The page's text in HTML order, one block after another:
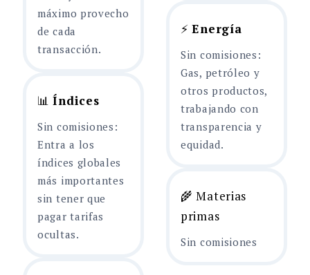
máximo provecho
de cada
transacción.
📊Índices
Sin comisiones:
Entra a los
índices globales
más importantes
sin tener que
pagar tarifas
ocultas.
⚡Energía
Sin comisiones:
Gas, petróleo y
otros productos,
trabajando con
transparencia y
equidad.
🌾 Materias
primas
Sin comisiones